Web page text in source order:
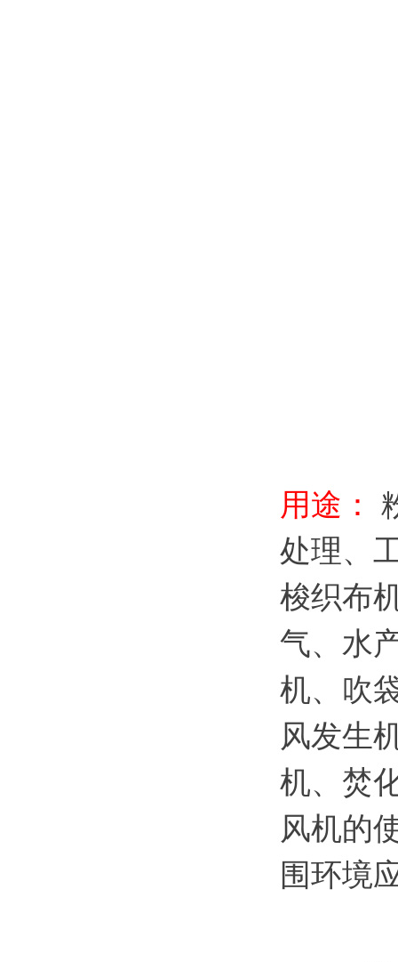
用途：
处理、
梭织布
气、水
机、吹
风发生
机、焚
风机的
围环境